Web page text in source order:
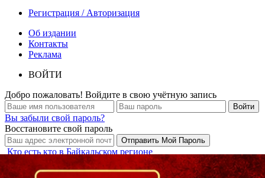
Регистрация / Авторизация
Об издании
Контакты
Реклама
ВОЙТИ
Добро пожаловать! Войдите в свою учётную запись
Вы забыли свой пароль?
Восстановите свой пароль
Кто есть кто в Байкальском регионе